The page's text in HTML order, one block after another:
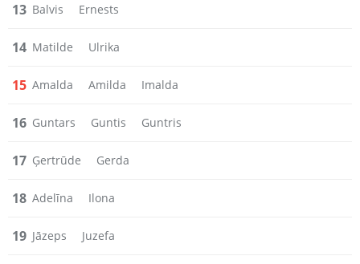
13 Balvis Ernests
14 Matilde Ulrika
15 Amalda Amilda Imalda
16 Guntars Guntis Guntris
17 Ģertrūde Gerda
18 Adelīna Ilona
19 Jāzeps Juzefa